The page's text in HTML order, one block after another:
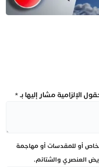
الإلزامية مشار إليها بـ*
أو للمقدسات أو مهاجمة
العنصري والشتائم.